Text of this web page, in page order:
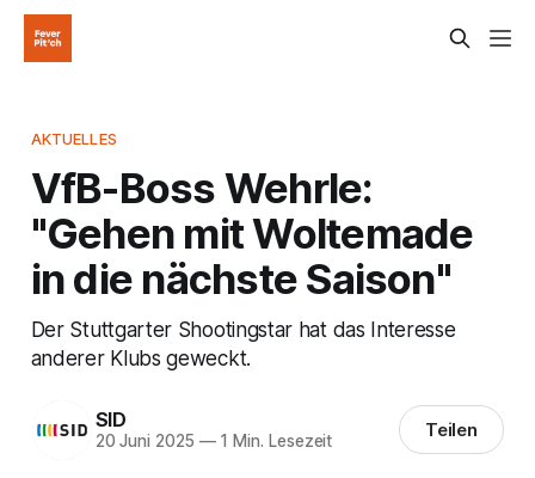
AKTUELLES
VfB-Boss Wehrle:
"Gehen mit Woltemade
in die nächste Saison"
Der Stuttgarter Shootingstar hat das Interesse
anderer Klubs geweckt.
SID
20 Juni 2025 —1 Min. Lesezeit Teilen